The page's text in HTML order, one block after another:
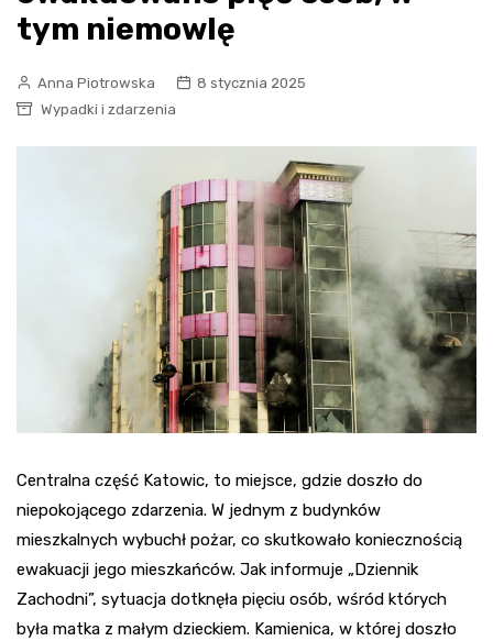
tym niemowlę
Anna Piotrowska
8 stycznia 2025
Wypadki i zdarzenia
Centralna część Katowic, to miejsce, gdzie doszło do
niepokojącego zdarzenia. W jednym z budynków
mieszkalnych wybuchł pożar, co skutkowało koniecznością
ewakuacji jego mieszkańców. Jak informuje „Dziennik
Zachodni”, sytuacja dotknęła pięciu osób, wśród których
była matka z małym dzieckiem. Kamienica, w której doszło